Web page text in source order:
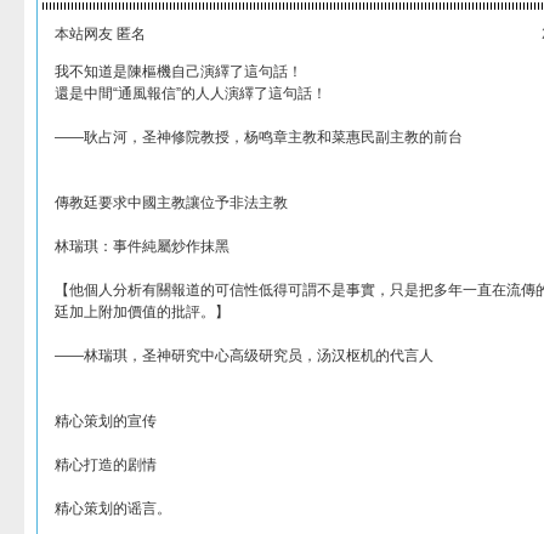
本站网友 匿名
我不知道是陳樞機自己演繹了這句話！
還是中間“通風報信”的人人演繹了這句話！
——耿占河，圣神修院教授，杨鸣章主教和菜惠民副主教的前台
傳教廷要求中國主教讓位予非法主教
林瑞琪：事件純屬炒作抹黑
【他個人分析有關報道的可信性低得可謂不是事實，只是把多年一直在流
廷加上附加價值的批評。】
——林瑞琪，圣神研究中心高级研究员，汤汉枢机的代言人
精心策划的宣传
精心打造的剧情
精心策划的谣言。